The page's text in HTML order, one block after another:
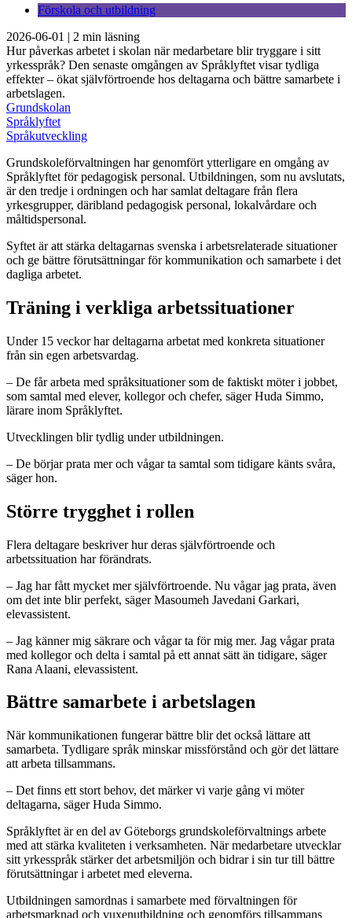
Förskola och utbildning
2026-06-01 | 2 min läsning
Hur påverkas arbetet i skolan när medarbetare blir tryggare i sitt
yrkesspråk? Den senaste omgången av Språklyftet visar tydliga
effekter – ökat självförtroende hos deltagarna och bättre samarbete i
arbetslagen.
Grundskolan
Språklyftet
Språkutveckling
Grundskoleförvaltningen har genomfört ytterligare en omgång av
Språklyftet för pedagogisk personal. Utbildningen, som nu avslutats,
är den tredje i ordningen och har samlat deltagare från flera
yrkesgrupper, däribland pedagogisk personal, lokalvårdare och
måltidspersonal.
Syftet är att stärka deltagarnas svenska i arbetsrelaterade situationer
och ge bättre förutsättningar för kommunikation och samarbete i det
dagliga arbetet.
Träning i verkliga arbetssituationer
Under 15 veckor har deltagarna arbetat med konkreta situationer
från sin egen arbetsvardag.
– De får arbeta med språksituationer som de faktiskt möter i jobbet,
som samtal med elever, kollegor och chefer, säger Huda Simmo,
lärare inom Språklyftet.
Utvecklingen blir tydlig under utbildningen.
– De börjar prata mer och vågar ta samtal som tidigare känts svåra,
säger hon.
Större trygghet i rollen
Flera deltagare beskriver hur deras självförtroende och
arbetssituation har förändrats.
– Jag har fått mycket mer självförtroende. Nu vågar jag prata, även
om det inte blir perfekt, säger Masoumeh Javedani Garkari,
elevassistent.
– Jag känner mig säkrare och vågar ta för mig mer. Jag vågar prata
med kollegor och delta i samtal på ett annat sätt än tidigare, säger
Rana Alaani, elevassistent.
Bättre samarbete i arbetslagen
När kommunikationen fungerar bättre blir det också lättare att
samarbeta. Tydligare språk minskar missförstånd och gör det lättare
att arbeta tillsammans.
– Det finns ett stort behov, det märker vi varje gång vi möter
deltagarna, säger Huda Simmo.
Språklyftet är en del av Göteborgs grundskoleförvaltnings arbete
med att stärka kvaliteten i verksamheten. När medarbetare utvecklar
sitt yrkesspråk stärker det arbetsmiljön och bidrar i sin tur till bättre
förutsättningar i arbetet med eleverna.
Utbildningen samordnas i samarbete med förvaltningen för
arbetsmarknad och vuxenutbildning och genomförs tillsammans